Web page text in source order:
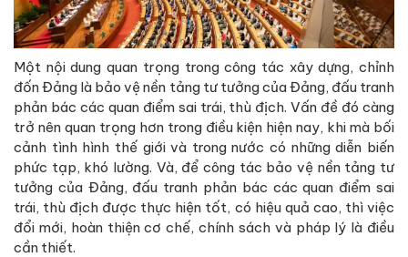
Một nội dung quan trọng trong công tác xây dựng, chỉnh
đốn Đảng là bảo vệ nền tảng tư tưởng của Đảng, đấu tranh
phản bác các quan điểm sai trái, thù địch. Vấn đề đó càng
trở nên quan trọng hơn trong điều kiện hiện nay, khi mà bối
cảnh tình hình thế giới và trong nước có những diễn biến
phức tạp, khó lường. Và, để công tác bảo vệ nền tảng tư
tưởng của Đảng, đấu tranh phản bác các quan điểm sai
trái, thù địch được thực hiện tốt, có hiệu quả cao, thì việc
đổi mới, hoàn thiện cơ chế, chính sách và pháp lý là điều
cần thiết.